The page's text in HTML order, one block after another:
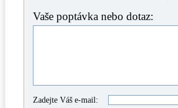
Vaše poptávka nebo dotaz:
Zadejte Váš e-mail: